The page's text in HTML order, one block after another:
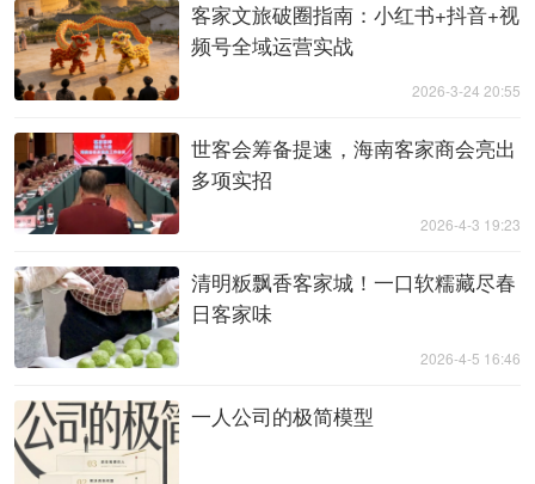
客家文旅破圈指南：小红书+抖音+视
频号全域运营实战
2026-3-24 20:55
世客会筹备提速，海南客家商会亮出
多项实招
2026-4-3 19:23
清明粄飘香客家城！一口软糯藏尽春
日客家味
2026-4-5 16:46
一人公司的极简模型